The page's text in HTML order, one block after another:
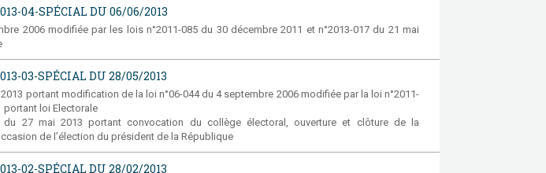
04-SPÉCIAL DU 06/06/2013
2006 modifiée par les lois n°2011-085 du 30 décembre 2011 et n°2013-017 du 21 mai
03-SPÉCIAL DU 28/05/2013
portant modification de la loi n°06-044 du 4 septembre 2006 modifiée par la loi n°2011-
portant loi Electorale
du 27 mai 2013 portant convocation du collège électoral, ouverture et clôture de la
de l’élection du président de la République
02-SPÉCIAL DU 28/02/2013